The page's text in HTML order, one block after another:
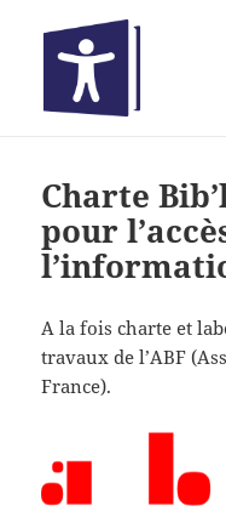
Charte
pour
A la fois charte et
travaux de l’ABF
France).